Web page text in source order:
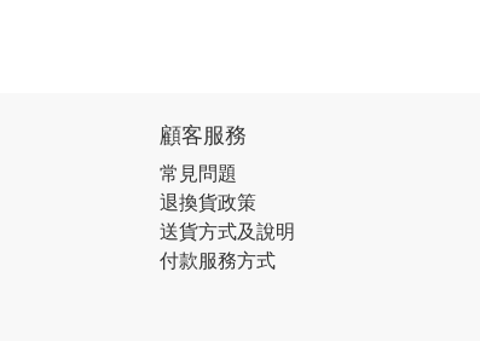
顧客服務
常見問題
退換貨政策
送貨方式及說明
付款服務方式